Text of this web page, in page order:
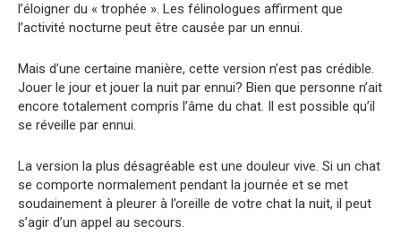
l’éloigner du « trophée ». Les félinologues affirment que
l’activité nocturne peut être causée par un ennui.
Mais d’une certaine manière, cette version n’est pas crédible.
Jouer le jour et jouer la nuit par ennui? Bien que personne n’ait
encore totalement compris l’âme du chat. Il est possible qu’il
se réveille par ennui.
La version la plus désagréable est une douleur vive. Si un chat
se comporte normalement pendant la journée et se met
soudainement à pleurer à l’oreille de votre chat la nuit, il peut
s’agir d’un appel au secours.